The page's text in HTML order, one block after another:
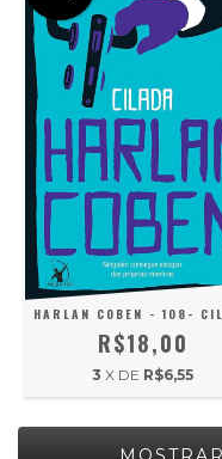
HARLAN COBEN - 108-
R$18,00
3 X DE R$6,55